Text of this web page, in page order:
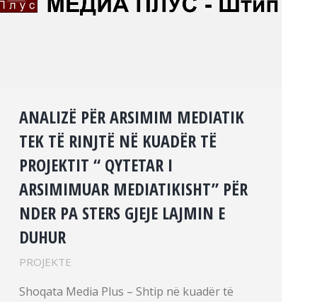
ANALIZË PËR ARSIMIM MEDIATIK
TEK TË RINJTË NË KUADËR TË
PROJEKTIT “ QYTETAR I
ARSIMIMUAR MEDIATIKISHT” PËR
NDER PA STERS GJEJE LAJMIN E
DUHUR
PROJEKTE
Shoqata Media Plus – Shtip në kuadër të